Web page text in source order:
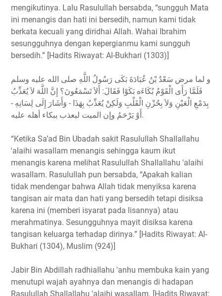
mengikutinya. Lalu Rasulullah bersabda, “sungguh Mata
ini menangis dan hati ini bersedih, namun kami tidak
berkata kecuali yang diridhai Allah. Wahai Ibrahim
sesungguhnya dengan kepergianmu kami sungguh
bersedih.” [Hadits Riwayat: Al-Bukhari (1303)]
و لما مرض سَعْدُ بْنُ عُبَادَةَ بَكَى رَسُولُ اللَّهِ صلى الله عليه وسلم
فَلَمَّا رَأَى الْقَوْمُ بُكَاءَه بَكَوْا فَقَالَ: أَلاَ تَسْمَعُونَ؟ إِنَّ اللَّهَ لاَ يُعَذِّبُ
بِدَمْعِ الْعَيْنِ وَلاَ بِحُزْنِ الْقَلْبِ وَلَكِنْ يُعَذِّبُ بِهَذَا - وَأَشَارَ إِلَى لِسَانِهِ -
أَوْ يَرْحَمُ وإن الميت ليعذب ببكاء أهله عليه.
“Ketika Sa’ad Bin Ubadah sakit Rasulullah Shallallahu
'alaihi wasallam menangis sehingga kaum ikut
menangis karena melihat Rasulullah Shallallahu 'alaihi
wasallam. Rasulullah pun bersabda, “Apakah kalian
tidak mendengar bahwa Allah tidak menyiksa karena
tangisan air mata dan hati yang bersedih tetapi disiksa
karena ini (memberi isyarat pada lisannya) atau
merahmatinya. Sesungguhnya mayit disiksa karena
tangisan keluarga terhadap dirinya.” [Hadits Riwayat: Al-
Bukhari (1304), Muslim (924)]
Jabir Bin Abdillah radhiallahu 'anhu membuka kain yang
menutupi wajah ayahnya dan menangis di hadapan
Rasulullah Shallallahu 'alaihi wasallam. [Hadits Riwayat: